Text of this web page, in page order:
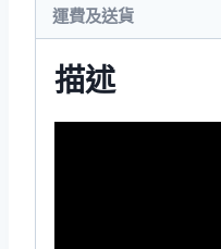
運費及送貨
描述